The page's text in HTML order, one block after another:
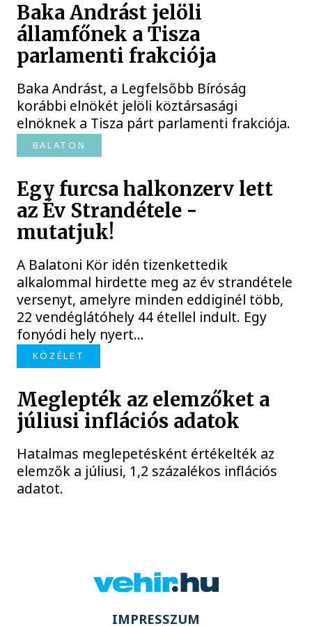
Baka Andrást jelöli
államfőnek a Tisza
parlamenti frakciója
Baka Andrást, a Legfelsőbb Bíróság
korábbi elnökét jelöli köztársasági
elnöknek a Tisza párt parlamenti frakciója.
BALATON
Egy furcsa halkonzerv lett
az Év Strandétele -
mutatjuk!
A Balatoni Kör idén tizenkettedik
alkalommal hirdette meg az év strandétele
versenyt, amelyre minden eddiginél több,
22 vendéglátóhely 44 étellel indult. Egy
fonyódi hely nyert...
KÖZÉLET
Meglepték az elemzőket a
júliusi inflációs adatok
Hatalmas meglepetésként értékelték az
elemzők a júliusi, 1,2 százalékos inflációs
adatot.
IMPRESSZUM